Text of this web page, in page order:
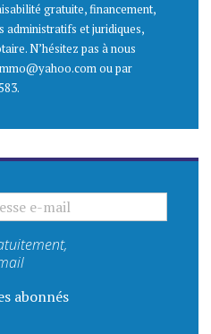
gratuite, financement,
administratifs et juridiques,
N’hésitez pas à nous
ou par
abonnés